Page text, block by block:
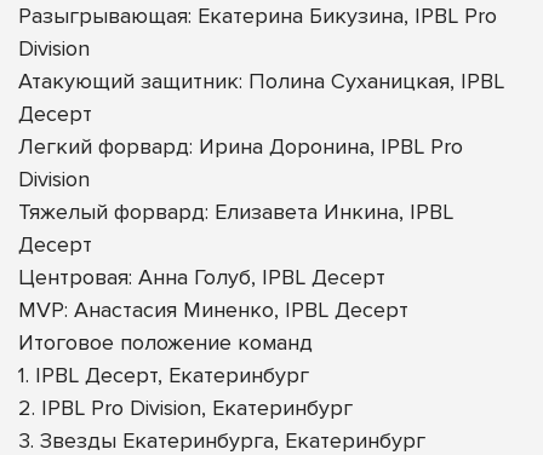
Разыгрывающая: Екатерина Бикузина, IPBL Pro
Division
Атакующий защитник: Полина Суханицкая, IPBL
Десерт
Легкий форвард: Ирина Доронина, IPBL Pro
Division
Тяжелый форвард: Елизавета Инкина, IPBL
Десерт
Центровая: Анна Голуб, IPBL Десерт
MVP: Анастасия Миненко, IPBL Десерт
Итоговое положение команд
1. IPBL Десерт, Екатеринбург
2. IPBL Pro Division, Екатеринбург
3. Звезды Екатеринбурга, Екатеринбург